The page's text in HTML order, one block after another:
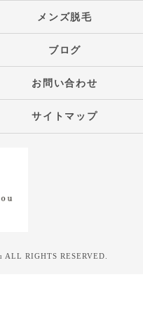
メンズ脱毛
ブログ
お問い合わせ
サイトマップ
RIGHTS RESERVED.